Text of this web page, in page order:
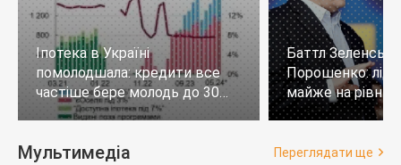
Іпотека в Україні
помолодшала: кредити все
частіше бере молодь до 30
років
Баттл
Порошенко:
майже на
тих, хто не
Мультимедіа Переглядати ще